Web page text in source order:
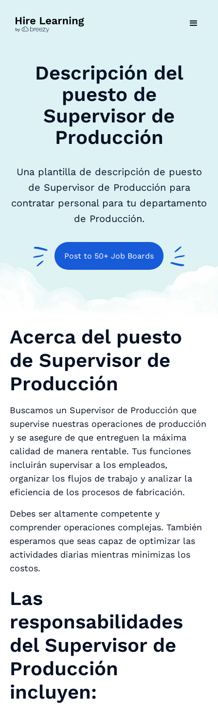
Descripción del
puesto de
Supervisor de
Producción
Una plantilla de descripción de puesto
de Supervisor de Producción para
contratar personal para tu departamento
de Producción.
Post to 50+ Job Boards
Acerca del puesto
de Supervisor de
Producción
Buscamos un Supervisor de Producción que
supervise nuestras operaciones de producción
y se asegure de que entreguen la máxima
calidad de manera rentable. Tus funciones
incluirán supervisar a los empleados,
organizar los flujos de trabajo y analizar la
eficiencia de los procesos de fabricación.
Debes ser altamente competente y
comprender operaciones complejas. También
esperamos que seas capaz de optimizar las
actividades diarias mientras minimizas los
costos.
Las
responsabilidades
del Supervisor de
Producción
incluyen: